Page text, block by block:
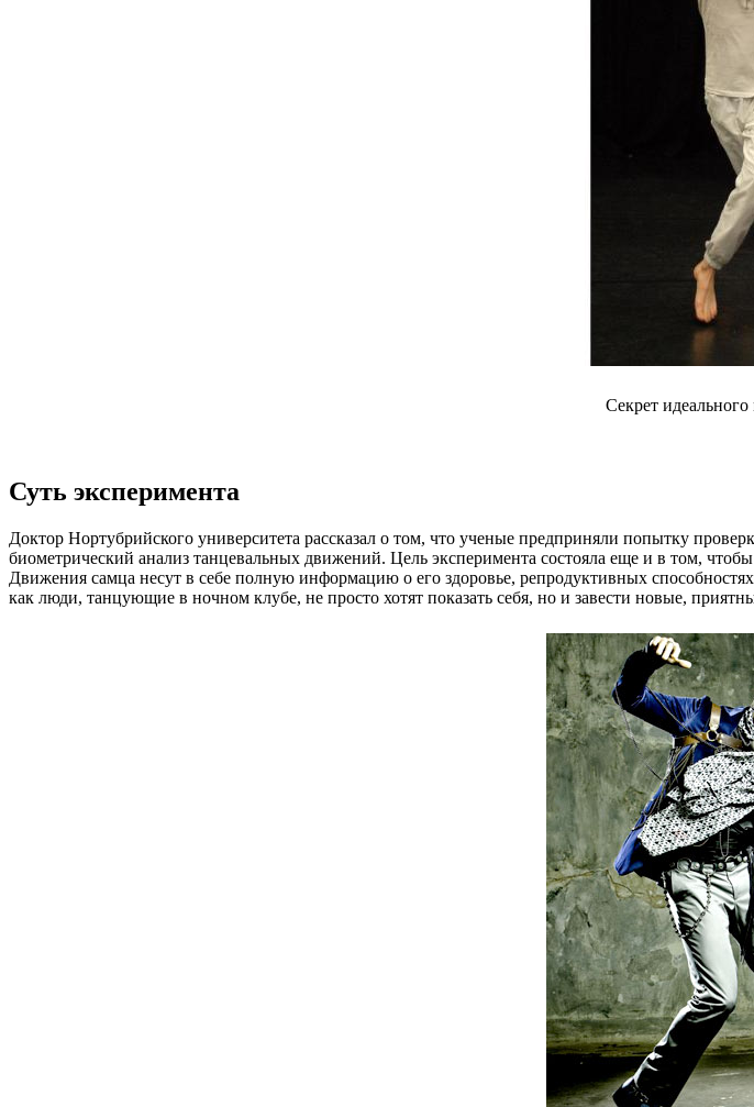
Секрет
Суть эксперимента
Доктор Нортубрийского университета рассказал о том, что ученые предприняли попытку
биометрический анализ танцевальных движений. Цель эксперимента состояла еще и в том,
Движения самца несут в себе полную информацию о его здоровье, репродуктивных
как люди, танцующие в ночном клубе, не просто хотят показать себя, но и завести новые,